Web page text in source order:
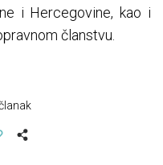
i Hercegovine, kao i
članstvu.